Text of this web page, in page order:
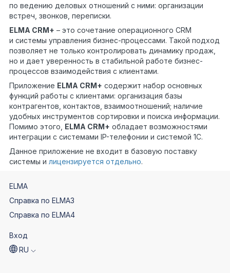
по ведению деловых отношений с ними: организации
встреч, звонков, переписки.
ELMA CRM+ – это сочетание операционного CRM
и системы управления бизнес-процессами. Такой подход
позволяет не только контролировать динамику продаж,
но и дает уверенность в стабильной работе бизнес-
процессов взаимодействия с клиентами.
Приложение ELMA CRM+ содержит набор основных
функций работы с клиентами: организация базы
контрагентов, контактов, взаимоотношений; наличие
удобных инструментов сортировки и поиска информации.
Помимо этого, ELMA CRM+ обладает возможностями
интеграции с системами IP-телефонии и системой 1С.
Данное приложение не входит в базовую поставку
системы и лицензируется отдельно.
ELMA
Справка по ELMA3
Справка по ELMA4
Вход
RU